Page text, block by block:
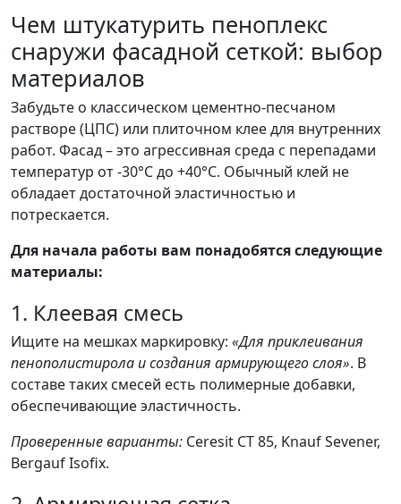
Чем штукатурить пеноплекс
снаружи фасадной сеткой: выбор
материалов
Забудьте о классическом цементно-песчаном
растворе (ЦПС) или плиточном клее для внутренних
работ. Фасад – это агрессивная среда с перепадами
температур от -30°C до +40°C. Обычный клей не
обладает достаточной эластичностью и
потрескается.
Для начала работы вам понадобятся следующие
материалы:
1. Клеевая смесь
Ищите на мешках маркировку: «Для приклеивания
пенополистирола и создания армирующего слоя». В
составе таких смесей есть полимерные добавки,
обеспечивающие эластичность.
Проверенные варианты: Ceresit CT 85, Knauf Sevener,
Bergauf Isofix.